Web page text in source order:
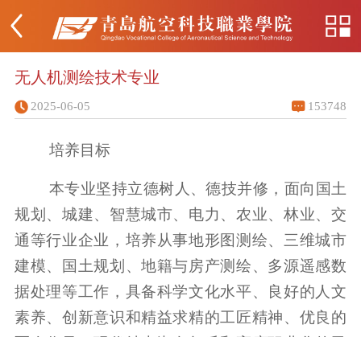
无人机测绘技术专业
2025-06-05 153748
培养目标
本专业坚持立德树人、德技并修，面向国土
规划、城建、智慧城市、电力、农业、林业、交
通等行业企业，培养从事地形图测绘、三维城市
建模、国土规划、地籍与房产测绘、多源遥感数
据处理等工作，具备科学文化水平、良好的人文
素养、创新意识和精益求精的工匠精神、优良的